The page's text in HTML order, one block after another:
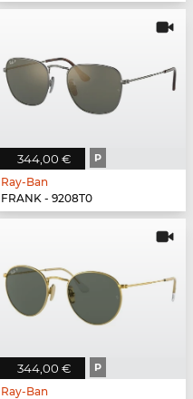
344,00 € P
Ray-Ban
FRANK - 9208T0
344,00 € P
Ray-Ban